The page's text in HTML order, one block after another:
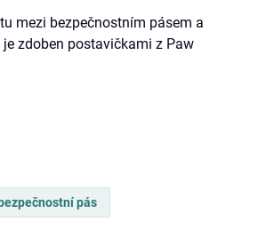
mezi bezpečnostním pásem a
zdoben postavičkami z Paw
pás